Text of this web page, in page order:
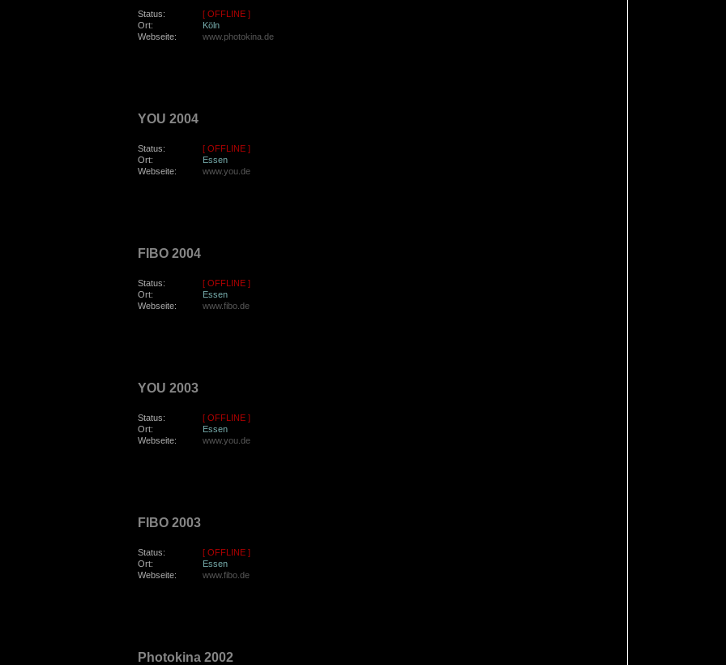
Status:
[ OFFLINE ]
Ort:
Köln
Webseite:
www.photokina.de
YOU 2004
Status:
[ OFFLINE ]
Ort:
Essen
Webseite:
www.you.de
FIBO 2004
Status:
[ OFFLINE ]
Ort:
Essen
Webseite:
www.fibo.de
YOU 2003
Status:
[ OFFLINE ]
Ort:
Essen
Webseite:
www.you.de
FIBO 2003
Status:
[ OFFLINE ]
Ort:
Essen
Webseite:
www.fibo.de
Photokina 2002